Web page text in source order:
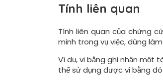
Tính liên quan
Tính liên quan của chứng
minh trong vụ việc, dùng
Ví dụ, vi bằng ghi nhận một
thể sử dụng được vi bằng